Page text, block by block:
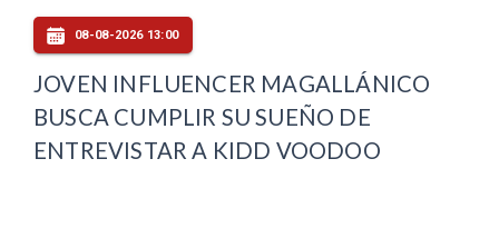
08-08-2026 13:00
JOVEN INFLUENCER MAGALLÁNICO
BUSCA CUMPLIR SU SUEÑO DE
ENTREVISTAR A KIDD VOODOO